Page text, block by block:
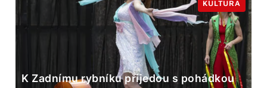
K Zadnímu rybníku přijedou s pohádkou
KULTURA